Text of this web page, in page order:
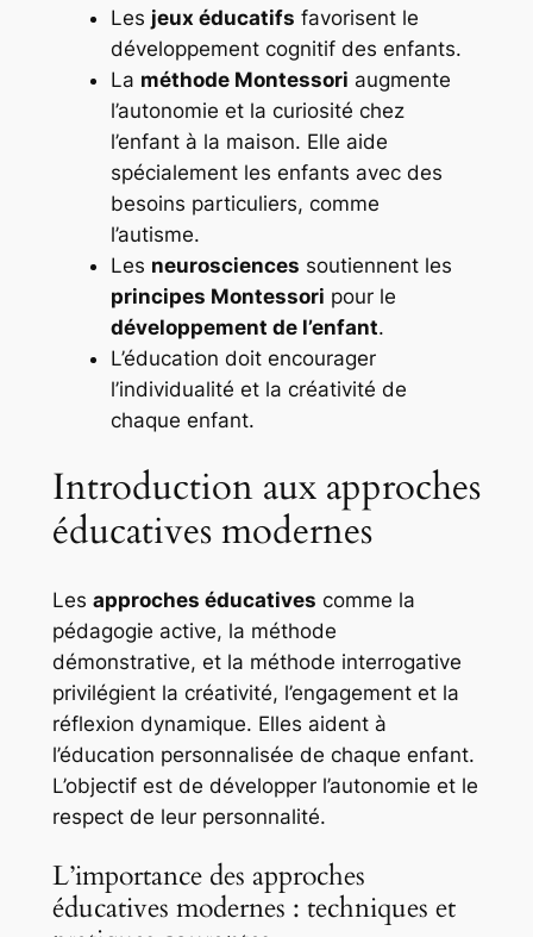
Les jeux éducatifs favorisent le
développement cognitif des enfants.
La méthode Montessori augmente
l’autonomie et la curiosité chez
l’enfant à la maison. Elle aide
spécialement les enfants avec des
besoins particuliers, comme
l’autisme.
Les neurosciences soutiennent les
principes Montessori pour le
développement de l’enfant.
L’éducation doit encourager
l’individualité et la créativité de
chaque enfant.
Introduction aux approches
éducatives modernes
Les approches éducatives comme la
pédagogie active, la méthode
démonstrative, et la méthode interrogative
privilégient la créativité, l’engagement et la
réflexion dynamique. Elles aident à
l’éducation personnalisée de chaque enfant.
L’objectif est de développer l’autonomie et le
respect de leur personnalité.
L’importance des approches
éducatives modernes : techniques et